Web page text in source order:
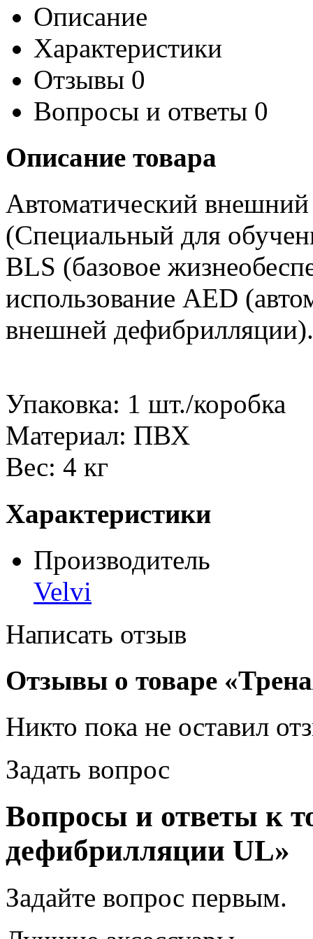
Описание
Характеристики
Отзывы 0
Вопросы и ответы 0
Описание товара
Автоматический
(Специальный для
BLS (базовое
использование AED
внешней дефибрилляции).
Упаковка: 1 шт./коробка
Материал: ПВХ
Вес: 4 кг
Характеристики
Производитель
Velvi
Написать отзыв
Отзывы о товаре
Никто пока не оставил
Задать вопрос
Вопросы и ответы к
дефибрилляции UL»
Задайте вопрос первым.